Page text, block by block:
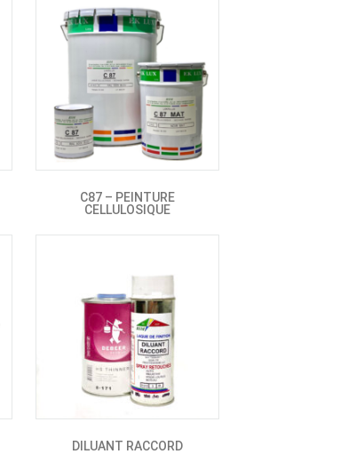
C87 – PEINTURE
CELLULOSIQUE
DILUANT RACCORD